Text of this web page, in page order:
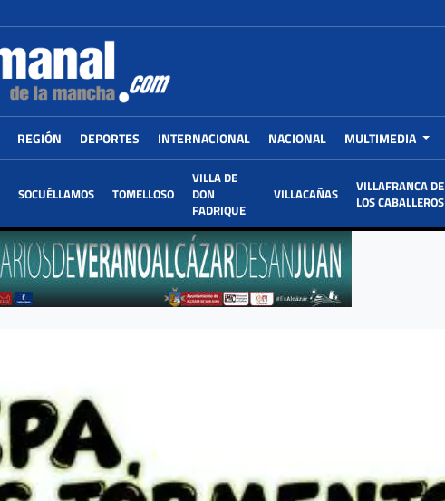
REGIÓN DEPORTES INTERNACIONAL NACIONAL MULTIMEDIA
SOCUÉLLAMOS TOMELLOSO
VILLA DE
DON
FADRIQUE
VILLACAÑAS
VILLAFRANCA DE
LOS CABALLEROS